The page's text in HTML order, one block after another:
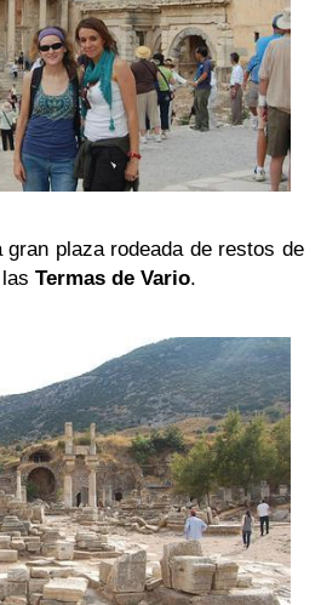
plaza rodeada de restos de
Termas de Vario.